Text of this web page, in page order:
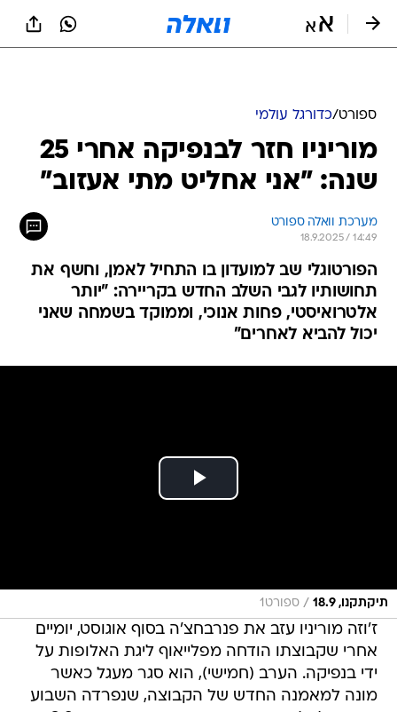
שנה: "אני אחליט מתי אעזוב"
מערכת וואלה ספורט
הפורטוגלי שב למועדון בו התחיל לאמן, וחשף את
אלטרואיסטי, פחות אנוכי, וממוקד בשמחה שאני
יכול להביא לאחרים"
ז'וזה מוריניו עזב את פנרבחצ'ה בסוף אוגוסט, יומיים
אחרי שקבוצתו הודחה מפלייאוף ליגת האלופות על
ידי בנפיקה. הערב (חמישי), הוא סגר מעגל כאשר
מונה למאמנה החדש של הקבוצה, שנפרדה השבוע
מברונו לאז'ה בעקבות ההפסד הביתי המביך 3:2
לקרבאח במחזור הפתיחה של ליגת האלופות.